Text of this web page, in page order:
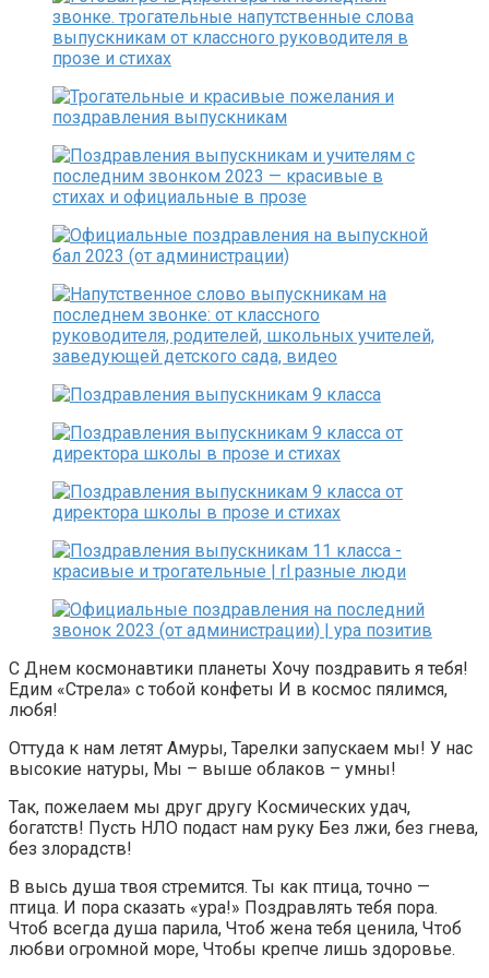
С Днем космонавтики планеты Хочу поздравить я тебя!
Едим «Стрела» с тобой конфеты И в космос пялимся,
любя!
Оттуда к нам летят Амуры, Тарелки запускаем мы! У нас
высокие натуры, Мы – выше облаков – умны!
Так, пожелаем мы друг другу Космических удач,
богатств! Пусть НЛО подаст нам руку Без лжи, без гнева,
без злорадств!
В высь душа твоя стремится. Ты как птица, точно —
птица. И пора сказать «ура!» Поздравлять тебя пора.
Чтоб всегда душа парила, Чтоб жена тебя ценила, Чтоб
любви огромной море, Чтобы крепче лишь здоровье.